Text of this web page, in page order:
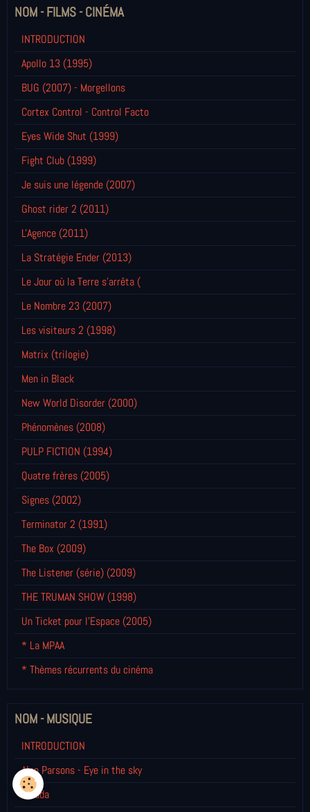
NOM - FILMS - CINÉMA
INTRODUCTION
Apollo 13 (1995)
BUG (2007) - Morgellons
Cortex Control - Control Facto
Eyes Wide Shut (1999)
Fight Club (1999)
Je suis une légende (2007)
Ghost rider 2 (2011)
L'Agence (2011)
La Stratégie Ender (2013)
Le Jour où la Terre s'arrêta (
Le Nombre 23 (2007)
Les visiteurs 2 (1998)
Matrix (trilogie)
Men in Black
New World Disorder (2000)
Phénomènes (2008)
PULP FICTION (1994)
Quatre frères (2005)
Signes (2002)
Terminator 2 (1991)
The Box (2009)
The Listener (série) (2009)
THE TRUMAN SHOW (1998)
Un Ticket pour l'Espace (2005)
* La MPAA
* Thèmes récurrents du cinéma
NOM - MUSIQUE
INTRODUCTION
Alan Parsons - Eye in the sky
Cicada